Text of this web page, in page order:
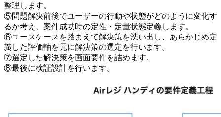
整理します。
⑤問題解決前後でユーザーの行動や状態がどのように変化す
るか考え、案件成功時の定性・定量状態定義します。
⑥ユースケースを踏まえて解決策を洗い出し、あらかじめ定
義した評価軸を元に解決策の選定を行います。
⑦選定した解決策を画面要件を詰めます。
⑧最後に検証設計を行います。